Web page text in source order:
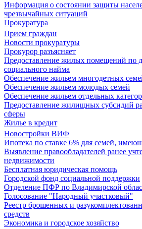
Информация о состоянии защиты
чрезвычайных ситуаций
Прокуратура
Прием граждан
Новости прокуратуры
Прокурор разъясняет
Предоставление жилых помещений по
социального найма
Обеспечение жильем многодетных
Обеспечение жильем молодых семей
Обеспечение жильем отдельных
Предоставление жилищных субсидий
сферы
Жилье в кредит
Новостройки ВИФ
Ипотека по ставке 6% для семей,
Выявление правообладателей ранее
недвижимости
Бесплатная юридическая помощь
Городской фонд социальной поддержки
Отделение ПФР по Владимирской
Голосование "Народный участковый"
Реестр брошенных и
средств
Экономика и городское хозяйство